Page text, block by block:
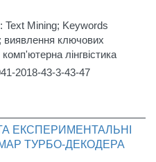
Text Mining; Keywords
виявлення ключових
лінгвістика
2018-43-3-43-47
ЕКСПЕРИМЕНТАЛЬНІ
ТУРБО-ДЕКОДЕРА